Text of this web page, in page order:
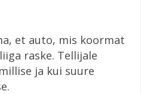
et auto, mis koormat
raske. Tellijale
ja kui suure